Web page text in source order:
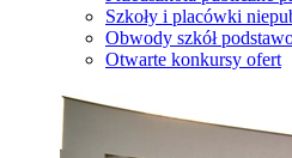
Szkoły i placówki
Obwody szkół
Otwarte konkursy ofert